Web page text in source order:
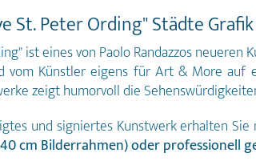
St. Peter Ording" Städte
ist eines von Paolo Randazzos
Künstler eigens für Art & More auf
zeigt humorvoll die
und signiertes Kunstwerk erhalten
cm Bilderrahmen) oder professionell